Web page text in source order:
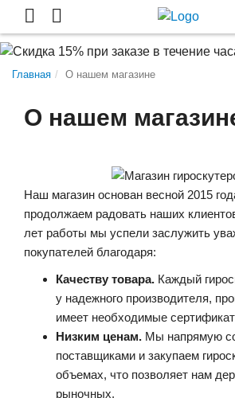
Главная О нашем магазине
О нашем
Наш магазин основан весной 2015
продолжаем радовать наших
лет работы мы успели заслужить
покупателей благодаря:
Качеству товара. Каждый
у надежного производителя,
имеет необходимые
Низким ценам. Мы напрямую
поставщиками и закупаем
объемах, что позволяет нам
рыночных.